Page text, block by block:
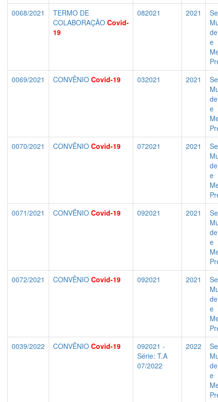
0068/2021
TERMO DE
COLABORAÇÃO Covid-
19
082021 2021
e
0069/2021
CONVÊNIO Covid-19 032021 2021
e
0070/2021
CONVÊNIO Covid-19 072021 2021
e
0071/2021
CONVÊNIO Covid-19 092021 2021
e
0072/2021
CONVÊNIO Covid-19 092021 2021
e
0039/2022
CONVÊNIO Covid-19
092021 -
Série: T.A
07/2022
2022
e